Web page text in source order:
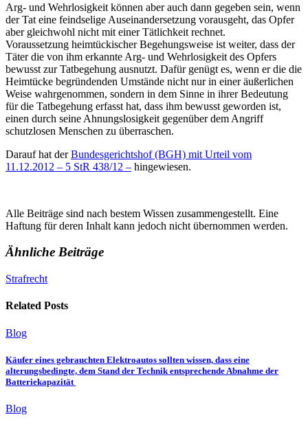
Arg- und Wehrlosigkeit können aber auch dann gegeben sein, wenn
der Tat eine feindselige Auseinandersetzung vorausgeht, das Opfer
aber gleichwohl nicht mit einer Tätlichkeit rechnet.
Voraussetzung heimtückischer Begehungsweise ist weiter, dass der
Täter die von ihm erkannte Arg- und Wehrlosigkeit des Opfers
bewusst zur Tatbegehung ausnutzt. Dafür genügt es, wenn er die die
Heimtücke begründenden Umstände nicht nur in einer äußerlichen
Weise wahrgenommen, sondern in dem Sinne in ihrer Bedeutung
für die Tatbegehung erfasst hat, dass ihm bewusst geworden ist,
einen durch seine Ahnungslosigkeit gegenüber dem Angriff
schutzlosen Menschen zu überraschen.
Darauf hat derBundesgerichtshof (BGH) mit Urteil vom
11.12.2012 – 5 StR 438/12 – hingewiesen.
Alle Beiträge sind nach bestem Wissen zusammengestellt. Eine
Haftung für deren Inhalt kann jedoch nicht übernommen werden.
Ähnliche Beiträge
Strafrecht
Related Posts
Blog
Käufer eines gebrauchten Elektroautos sollten wissen, dass eine
alterungsbedingte, dem Stand der Technik entsprechende Abnahme der
Batteriekapazität
Blog